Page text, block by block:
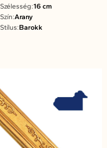
Szélesség:16 cm
Szín:Arany
Stílus:Barokk